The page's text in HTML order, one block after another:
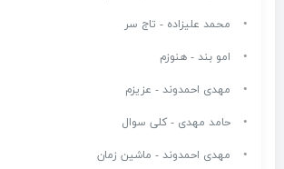
محمد علیزاده - تاج سر
امو بند - هنوزم
مهدی احمدوند - عزیزم
حامد مهدی - کلی سوال
مهدی احمدوند - ماشین زمان